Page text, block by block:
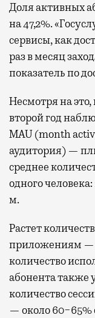
Доля активных
на 47,2%.
сервисы, как
раз в месяц
показатель по
Несмотря на
второй год
MAU (month
аудитория) —
среднее
одного человека:
м.
Растет
приложениям —
количество
абонента также
количество
— около 60−65%